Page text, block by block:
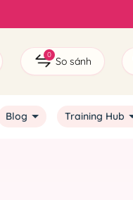
0
So sánh
Blog Training Hub